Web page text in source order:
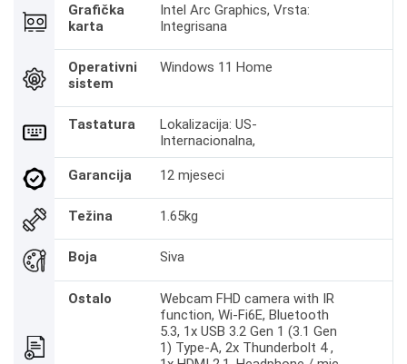
Grafička
karta
Intel Arc Graphics, Vrsta:
Integrisana
Operativni
sistem
Windows 11 Home
Tastatura
Lokalizacija: US-
Internacionalna,
Garancija 12 mjeseci
Težina 1.65kg
Boja Siva
Ostalo
Webcam FHD camera with IR
function, Wi-Fi6E, Bluetooth
5.3, 1x USB 3.2 Gen 1 (3.1 Gen
1) Type-A, 2x Thunderbolt 4 ,